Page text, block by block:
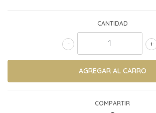
CANTIDAD
+
-
COMPARTIR